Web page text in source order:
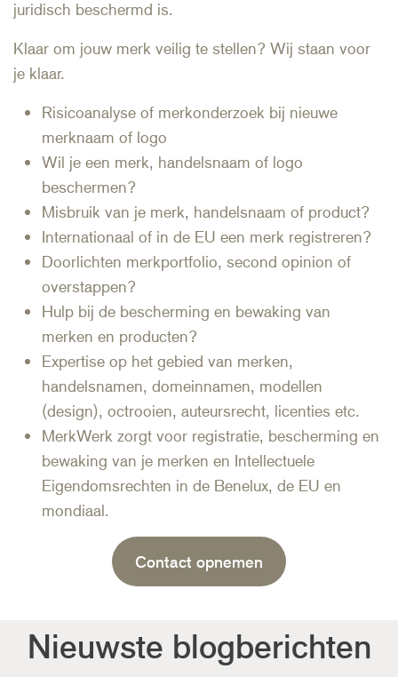
juridisch beschermd is.
Klaar om jouw merk veilig te stellen? Wij staan voor
je klaar.
Risicoanalyse of merkonderzoek bij nieuwe
merknaam of logo
Wil je een merk, handelsnaam of logo
beschermen?
Misbruik van je merk, handelsnaam of product?
Internationaal of in de EU een merk registreren?
Doorlichten merkportfolio, second opinion of
overstappen?
Hulp bij de bescherming en bewaking van
merken en producten?
Expertise op het gebied van merken,
handelsnamen, domeinnamen, modellen
(design), octrooien, auteursrecht, licenties etc.
MerkWerk zorgt voor registratie, bescherming en
bewaking van je merken en Intellectuele
Eigendomsrechten in de Benelux, de EU en
mondiaal.
Contact opnemen
Nieuwste blogberichten